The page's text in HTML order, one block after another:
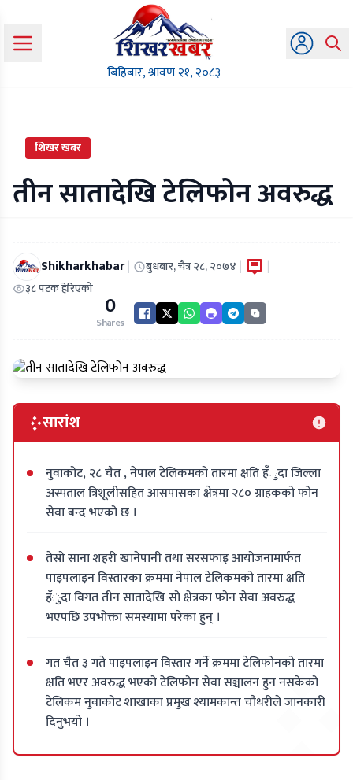
बिहिबार, श्रावण २१, २०८३
शिखर खबर
तीन सातादेखि टेलिफोन अवरुद्ध
Shikharkhabar| बुधबार, चैत्र २८, २०७४ | |
३८ पटक हेरिएको
0
Shares
सारांश
नुवाकोट, २८ चैत , नेपाल टेलिकमको तारमा क्षति हँुदा जिल्ला
अस्पताल त्रिशूलीसहित आसपासका क्षेत्रमा २८० ग्राहकको फोन
सेवा बन्द भएको छ ।
तेस्रो साना शहरी खानेपानी तथा सरसफाइ आयोजनामार्फत
पाइपलाइन विस्तारका क्रममा नेपाल टेलिकमको तारमा क्षति
हँुदा विगत तीन सातादेखि सो क्षेत्रका फोन सेवा अवरुद्ध
भएपछि उपभोक्ता समस्यामा परेका हुन् ।
गत चैत ३ गते पाइपलाइन विस्तार गर्ने क्रममा टेलिफोनको तारमा
क्षति भएर अवरुद्ध भएको टेलिफोन सेवा सञ्चालन हुन नसकेको
टेलिकम नुवाकोट शाखाका प्रमुख श्यामकान्त चौधरीले जानकारी
दिनुभयो ।